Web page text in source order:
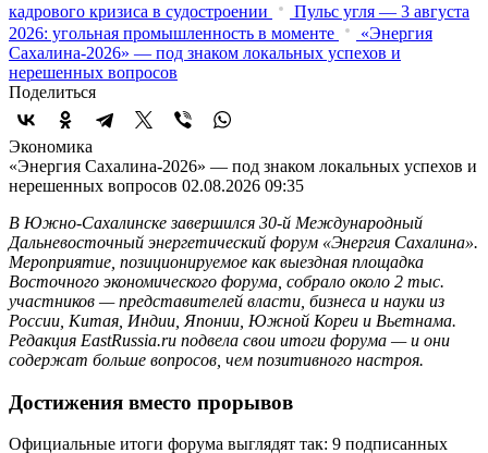
кадрового кризиса в судостроении
Пульс угля — 3 августа
2026: угольная промышленность в моменте
«Энергия
Сахалина-2026» — под знаком локальных успехов и
нерешенных вопросов
Поделиться
Экономика
«Энергия Сахалина-2026» — под знаком локальных успехов и
нерешенных вопросов 02.08.2026 09:35
В Южно-Сахалинске завершился 30-й Международный
Дальневосточный энергетический форум «Энергия Сахалина».
Мероприятие, позиционируемое как выездная площадка
Восточного экономического форума, собрало около 2 тыс.
участников — представителей власти, бизнеса и науки из
России, Китая, Индии, Японии, Южной Кореи и Вьетнама.
Редакция EastRussia.ru подвела свои итоги форума — и они
содержат больше вопросов, чем позитивного настроя.
Достижения вместо прорывов
Официальные итоги форума выглядят так: 9 подписанных